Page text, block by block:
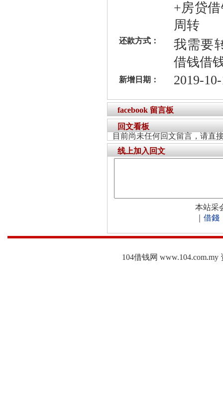
+房贷
周转
还款方式：
我需要
借钱借
新增日期： 2019-
facebook 留言板
回文看板
目前尚未任何回文留言，请直
线上加入回文
本站采
借錢
104借钱网